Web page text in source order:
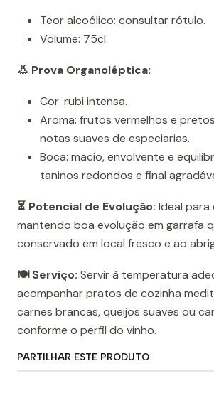
Teor alcoólico: consultar rótulo.
Volume: 75cl.
👃 Prova Organoléptica:
Cor: rubi intensa.
Aroma: frutos vermelhos e
notas suaves de especiarias.
Boca: macio, envolvente e
taninos redondos e final
⏳ Potencial de Evolução: Ideal para
mantendo boa evolução em garrafa
conservado em local fresco e ao
🍽️ Serviço: Servir à temperatura
acompanhar pratos de cozinha
carnes brancas, queijos suaves ou
conforme o perfil do vinho.
PARTILHAR ESTE PRODUTO